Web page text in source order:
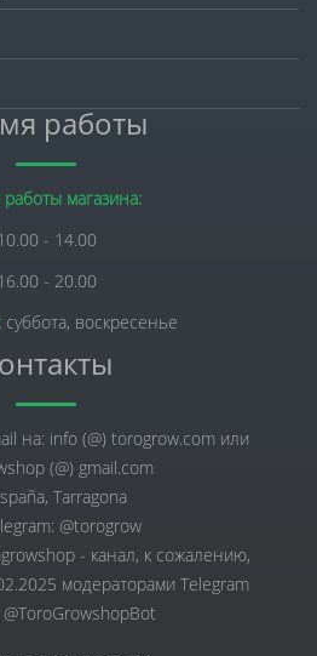
работы
магазина:
- 14.00
- 20.00
суббота, воскресенье
на: info (@) torogrow.com или
(@) gmail.com
Tarragona
@torogrow
- канал, к сожалению,
модераторами Telegram